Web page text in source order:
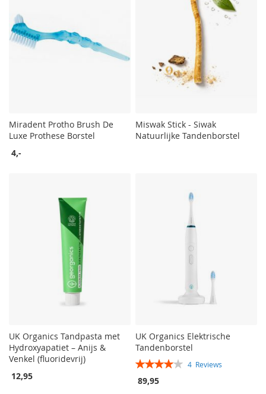
Miradent Protho Brush De
Luxe Prothese Borstel
4,-
Miswak Stick - Siwak
Natuurlijke Tandenborstel
UK Organics Tandpasta met
Hydroxyapatiet – Anijs &
Venkel (fluoridevrij)
12,95
UK Organics Elektrische
Tandenborstel
Rating:
4 Reviews
89,95